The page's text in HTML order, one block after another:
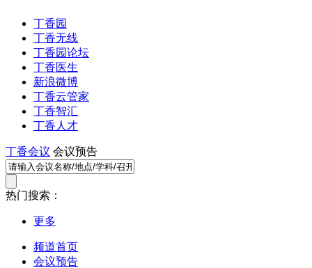
丁香园
丁香无线
丁香园论坛
丁香医生
新浪微博
丁香云管家
丁香智汇
丁香人才
丁香会议 会议预告
热门搜索：
更多
频道首页
会议预告